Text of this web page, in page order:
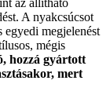
A nyakcsúcsot
megjelenést
mégis
hozzá gyártott
mert